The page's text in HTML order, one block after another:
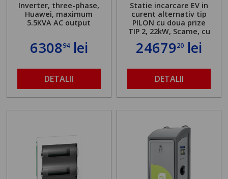
Inverter, three-phase,
Huawei, maximum
5.5KVA AC output
630894lei
DETALII
Statie incarcare EV in
curent alternativ tip
PILON cu doua prize
TIP 2, 22kW, Scame, cu
server local
2467920 lei
DETALII